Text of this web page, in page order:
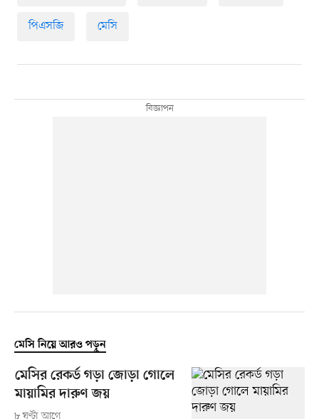
পিএসজি মেসি
মেসি নিয়ে আরও পড়ুন
মেসির রেকর্ড গড়া জোড়া গোলে
মায়ামির দারুণ জয়
৮ ঘণ্টা আগে